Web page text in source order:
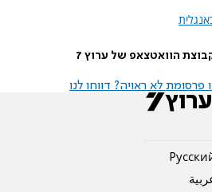
הוואטצאפ של ערוץ 7
לא ראויה? דווחו לנו